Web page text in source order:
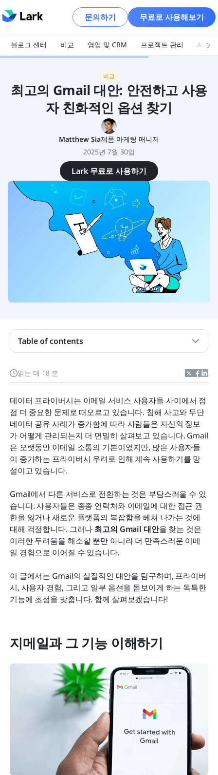
문의하기 무료로 사용해보기
블로그 센터 비교 영업 및 CRM 프로젝트 관리 AI 및
비교
최고의 Gmail 대안: 안전하고 사용
자 친화적인 옵션 찾기
Matthew Sia제품 마케팅 매니저
2025년 7월 30일
Lark 무료로 사용하기
읽는 데 18 분
데이터 프라이버시는 이메일 서비스 사용자들 사이에서 점
점 더 중요한 문제로 떠오르고 있습니다. 침해 사고와 무단
데이터 공유 사례가 증가함에 따라 사람들은 자신의 정보
가 어떻게 관리되는지 더 면밀히 살펴보고 있습니다. Gmail
은 오랫동안 이메일 소통의 기본이었지만, 많은 사용자들
이 증가하는 프라이버시 우려로 인해 계속 사용하기를 망
설이고 있습니다.
Gmail에서 다른 서비스로 전환하는 것은 부담스러울 수 있
습니다. 사용자들은 종종 연락처와 이메일에 대한 접근 권
한을 잃거나 새로운 플랫폼의 복잡함을 헤쳐 나가는 것에
대해 걱정합니다. 그러나 최고의 Gmail 대안을 찾는 것은
이러한 두려움을 해소할 뿐만 아니라 더 만족스러운 이메
일 경험으로 이어질 수 있습니다.
이 글에서는 Gmail의 실질적인 대안을 탐구하며, 프라이버
시, 사용자 경험, 그리고 일부 옵션을 돋보이게 하는 독특한
기능에 초점을 맞춥니다. 함께 살펴보겠습니다!
지메일과 그 기능 이해하기
Table of contents
Gmail 대안을 고려하는 이유는 무엇입니까?
좋은 이메일 서비스의 필수 기능
2026년 최고의 Gmail 대안
Lark 메일에 대한 사용자 경험과 만족도
결론
관련 읽기